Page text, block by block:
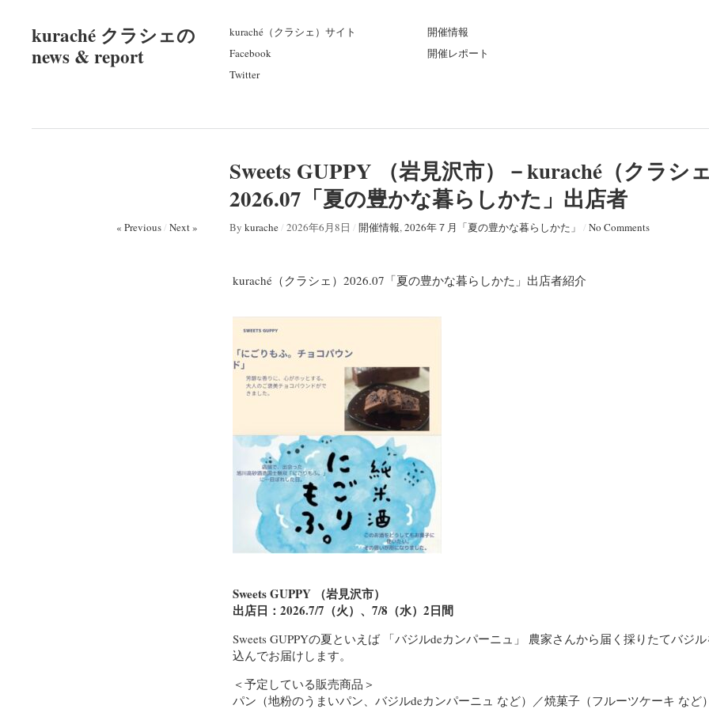
kuraché クラシェの
news & report
kuraché（クラシェ）サイト
Facebook
Twitter
開催情報
開催レポート
Sweets GUPPY （岩見沢市）－kuraché（クラシェ
2026.07「夏の豊かな暮らしかた」出店者
« Previous/ Next » By kurache/ 2026年6月8日 / 開催情報,2026年７月「夏の豊かな暮らしかた」 / No Comments
kuraché（クラシェ）2026.07「夏の豊かな暮らしかた」出店者紹介
Sweets GUPPY （岩見沢市）
出店日：2026.7/7（火）、7/8（水）2日間
Sweets GUPPYの夏といえば 「バジルdeカンパーニュ」 農家さんから届く採りたてバジ
込んでお届けします。
＜予定している販売商品＞
パン（地粉のうまいパン、バジルdeカンパーニュ など）／焼菓子（フルーツケーキ など）